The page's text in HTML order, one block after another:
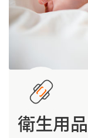
衛生用